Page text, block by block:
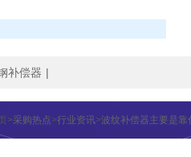
补偿器 |
>采购热点 >行业资讯>波纹补偿器主要是